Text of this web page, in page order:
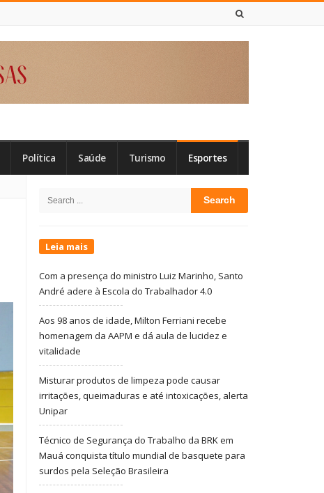
Política Saúde Turismo Esportes
Sidebar
Search
Leia mais
Com a presença do ministro Luiz Marinho, Santo
André adere à Escola do Trabalhador 4.0
Aos 98 anos de idade, Milton Ferriani recebe
homenagem da AAPM e dá aula de lucidez e
vitalidade
Misturar produtos de limpeza pode causar
irritações, queimaduras e até intoxicações, alerta
Unipar
Técnico de Segurança do Trabalho da BRK em
Mauá conquista título mundial de basquete para
surdos pela Seleção Brasileira